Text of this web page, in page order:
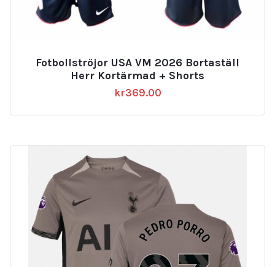
Fotbollströjor USA VM 2026 Bortaställ
Herr Kortärmad + Shorts
kr369.00